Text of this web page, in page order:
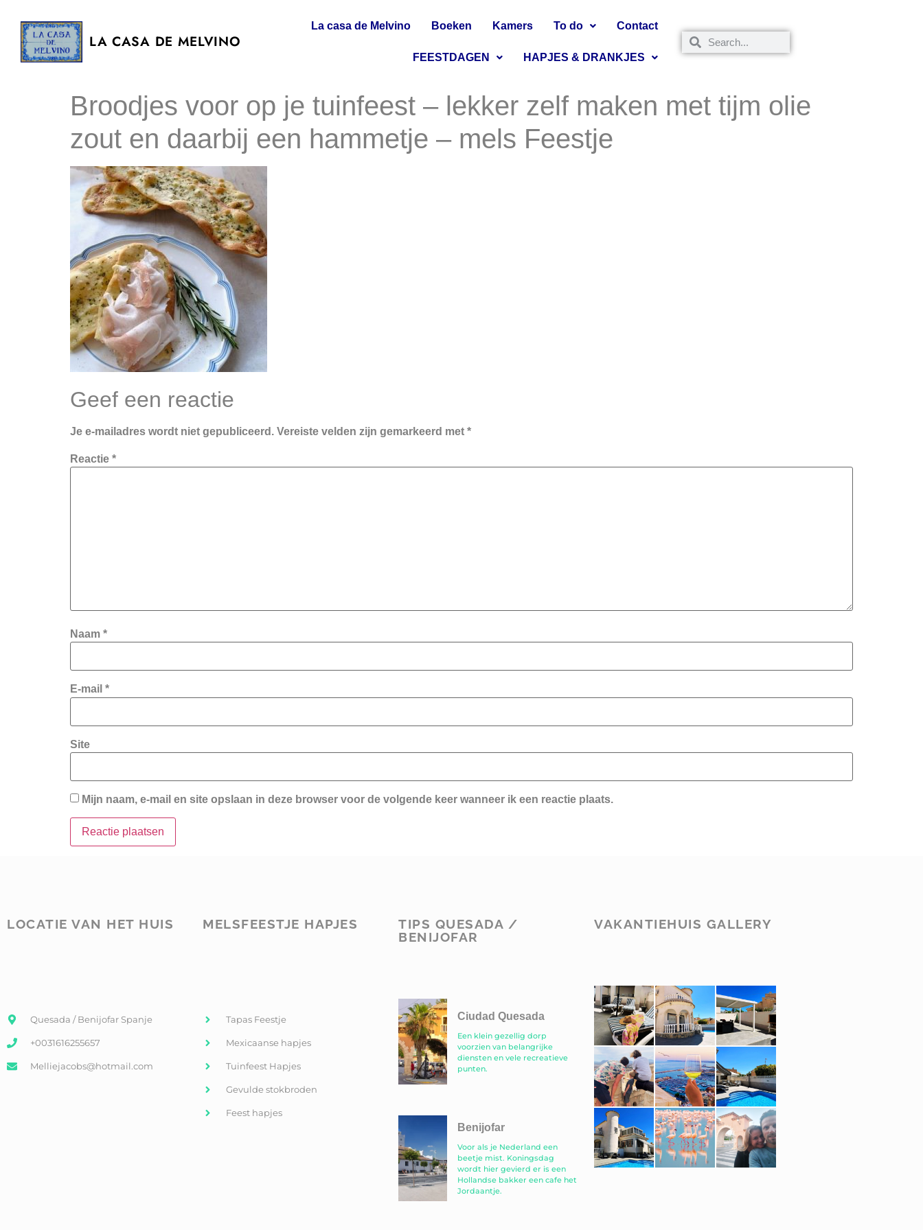
LA CASA DE MELVINO
La casa de Melvino Boeken Kamers To do Contact
FEESTDAGEN HAPJES & DRANKJES
Broodjes voor op je tuinfeest – lekker zelf maken met tijm olie
zout en daarbij een hammetje – mels Feestje
Geef een reactie
Je e-mailadres wordt niet gepubliceerd. Vereiste velden zijn gemarkeerd met *
Reactie *
Naam *
E-mail *
Site
Mijn naam, e-mail en site opslaan in deze browser voor de volgende keer wanneer ik een reactie plaats.
LOCATIE VAN HET HUIS
Quesada / Benijofar Spanje
+0031616255657
Melliejacobs@hotmail.com
MELSFEESTJE HAPJES
Tapas Feestje
Mexicaanse hapjes
Tuinfeest Hapjes
Gevulde stokbroden
Feest hapjes
TIPS QUESADA /
BENIJOFAR
Ciudad Quesada
Een klein gezellig dorp
voorzien van belangrijke
diensten en vele recreatieve
punten.
Benijofar
Voor als je Nederland een
beetje mist. Koningsdag
wordt hier gevierd er is een
Hollandse bakker een cafe het
Jordaantje.
VAKANTIEHUIS GALLERY